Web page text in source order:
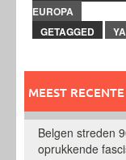
EUROPA
GETAGGED
MEEST
Belgen streden
oprukkende